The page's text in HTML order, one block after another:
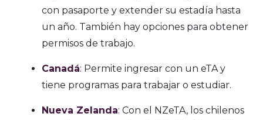
con pasaporte y extender su estadía hasta
un año. También hay opciones para obtener
permisos de trabajo.
Canadá: Permite ingresar con un eTA y
tiene programas para trabajar o estudiar.
Nueva Zelanda: Con el NZeTA, los chilenos